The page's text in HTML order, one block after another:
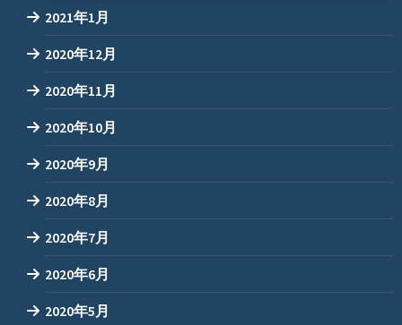
2021年1月
2020年12月
2020年11月
2020年10月
2020年9月
2020年8月
2020年7月
2020年6月
2020年5月